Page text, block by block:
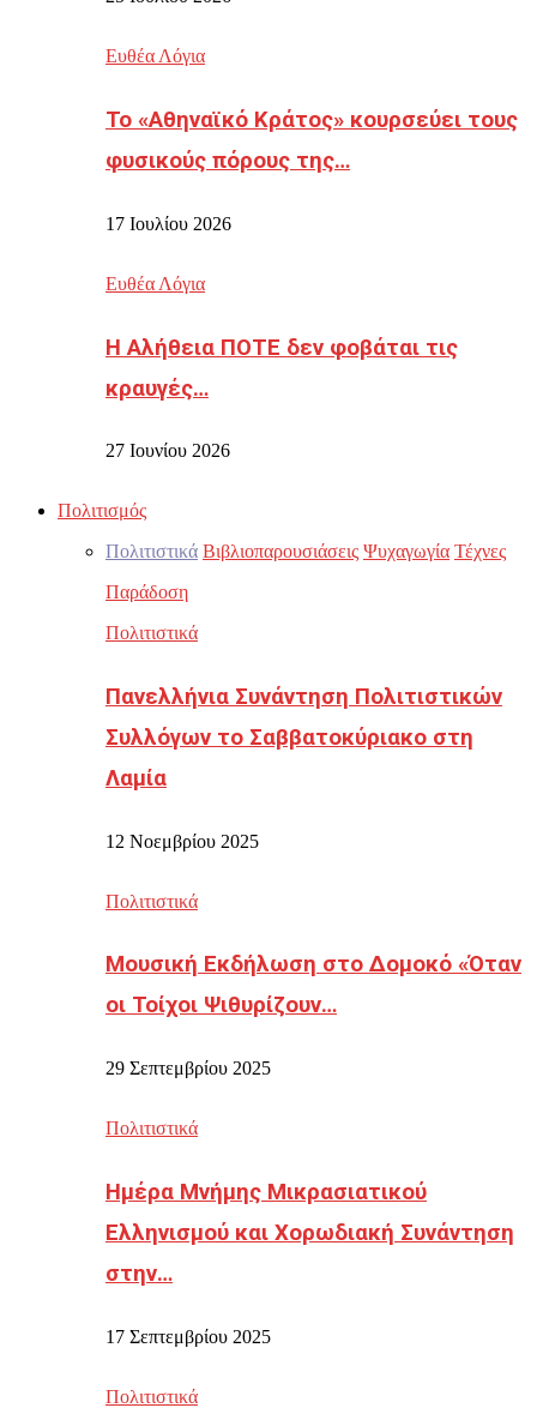
Ευθέα Λόγια
Το «Αθηναϊκό Κράτος» κουρσεύει τους
φυσικούς πόρους της…
17 Ιουλίου 2026
Ευθέα Λόγια
Η Αλήθεια ΠΟΤΕ δεν φοβάται τις
κραυγές…
27 Ιουνίου 2026
Πολιτισμός
Πολιτιστικά Βιβλιοπαρουσιάσεις Ψυχαγωγία Τέχνες
Παράδοση
Πολιτιστικά
Πανελλήνια Συνάντηση Πολιτιστικών
Συλλόγων το Σαββατοκύριακο στη
Λαμία
12 Νοεμβρίου 2025
Πολιτιστικά
Μουσική Εκδήλωση στο Δομοκό «Όταν
οι Τοίχοι Ψιθυρίζουν…
29 Σεπτεμβρίου 2025
Πολιτιστικά
Ημέρα Μνήμης Μικρασιατικού
Ελληνισμού και Χορωδιακή Συνάντηση
στην…
17 Σεπτεμβρίου 2025
Πολιτιστικά